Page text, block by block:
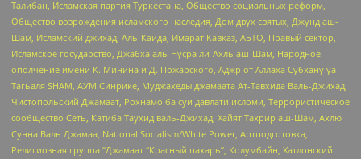
Талибан, Исламская партия Туркестана, Общество социальных реформ,
Общество возрождения исламского наследия, Дом двух святых, Джунд аш-
Шам, Исламский джихад, Аль-Каида, Имарат Кавказ, АБТО, Правый сектор,
Исламское государство, Джабха аль-Нусра ли-Ахль аш-Шам, Народное
ополчение имени К. Минина и Д. Пожарского, Аджр от Аллаха Субхану уа
Тагьаля SHAM, АУМ Синрике, Муджахеды джамаата Ат-Тавхида Валь-Джихад,
Чистопольский Джамаат, Рохнамо ба суи давлати исломи, Террористическое
сообщество Сеть, Катиба Таухид валь-Джихад, Хайят Тахрир аш-Шам, Ахлю
Сунна Валь Джамаа, National Socialism/White Power, Артподготовка,
Религиозная группа “Джамаат “Красный пахарь”, Колумбайн, Хатлонский